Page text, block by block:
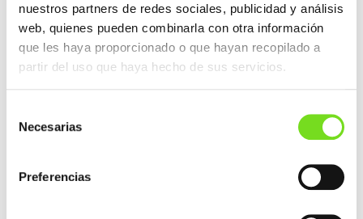
nuestros partners de redes sociales, publicidad y análisis
web, quienes pueden combinarla con otra información
que les haya proporcionado o que hayan recopilado a
partir del uso que haya hecho de sus servicios.
Necesarias
Preferencias
Webinar: «Why being Pioneers of Circular
Economy is an Opportunity for Foundry